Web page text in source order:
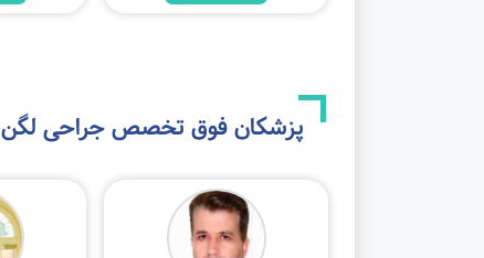
پزشکان فوق تخصصجراحی لگن